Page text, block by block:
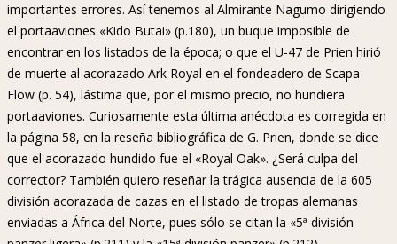
importantes errores. Así tenemos al Almirante Nagumo dirigiendo
el portaaviones «Kido Butai» (p.180), un buque imposible de
encontrar en los listados de la época; o que el U-47 de Prien hirió
de muerte al acorazado Ark Royal en el fondeadero de Scapa
Flow (p. 54), lástima que, por el mismo precio, no hundiera
portaaviones. Curiosamente esta última anécdota es corregida en
la página 58, en la reseña bibliográfica de G. Prien, donde se dice
que el acorazado hundido fue el «Royal Oak». ¿Será culpa del
corrector? También quiero reseñar la trágica ausencia de la 605
división acorazada de cazas en el listado de tropas alemanas
enviadas a África del Norte, pues sólo se citan la «5ª división